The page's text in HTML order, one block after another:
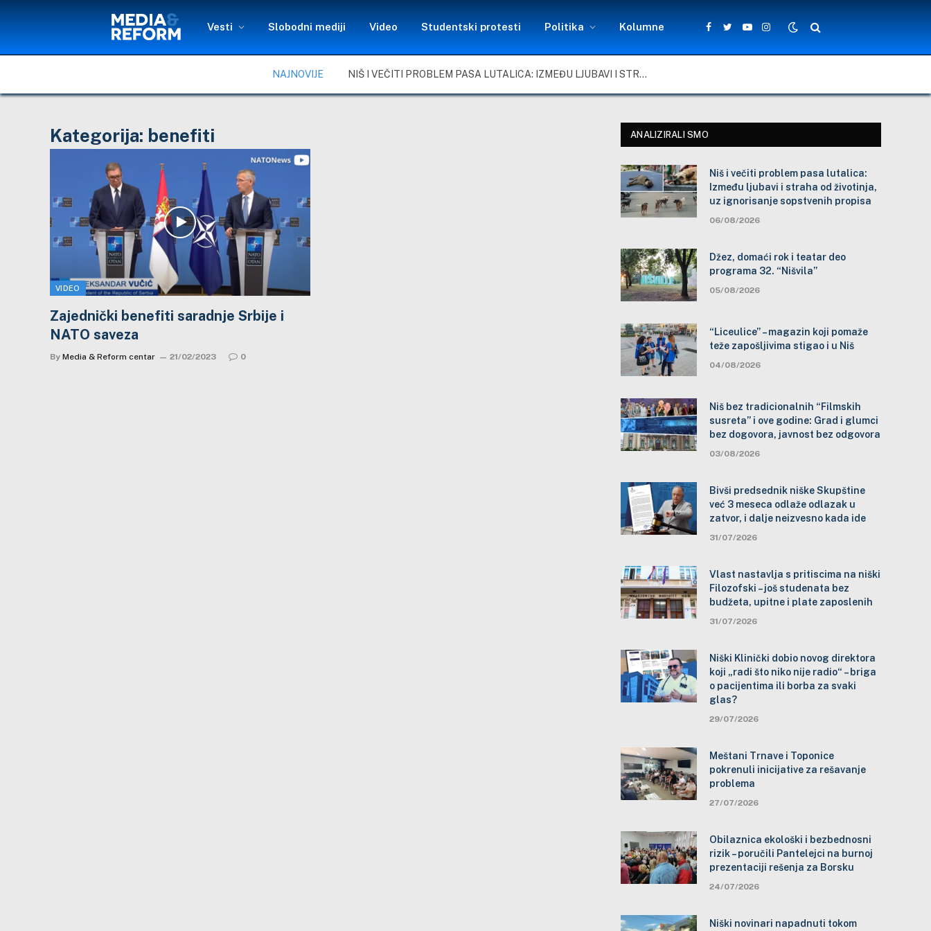
Vesti Slobodni mediji Video Studentski protesti Politika Kolumne
Facebook
TwitterYouTubeInstagram
NAJNOVIJE NIŠ I VEČITI PROBLEM PASA LUTALICA: IZMEĐU LJUBAVI I STRAHA OD ŽIVOTINJA, UZ IGNORISANJE SOPSTVENIH PROPISA
Kategorija: benefiti
VIDEO
Zajednički benefiti saradnje Srbije i
NATO saveza
By Media & Reform centar 21/02/2023 0
ANALIZIRALI SMO
Niš i večiti problem pasa lutalica:
Između ljubavi i straha od životinja,
uz ignorisanje sopstvenih propisa
06/08/2026
Džez, domaći rok i teatar deo
programa 32. “Nišvila”
05/08/2026
“Liceulice” – magazin koji pomaže
teže zapošljivima stigao i u Niš
04/08/2026
Niš bez tradicionalnih “Filmskih
susreta” i ove godine: Grad i glumci
bez dogovora, javnost bez odgovora
03/08/2026
Bivši predsednik niške Skupštine
već 3 meseca odlaže odlazak u
zatvor, i dalje neizvesno kada ide
31/07/2026
Vlast nastavlja s pritiscima na niški
Filozofski – još studenata bez
budžeta, upitne i plate zaposlenih
31/07/2026
Niški Klinički dobio novog direktora
koji „radi što niko nije radio“ – briga
o pacijentima ili borba za svaki
glas?
29/07/2026
Meštani Trnave i Toponice
pokrenuli inicijative za rešavanje
problema
27/07/2026
Obilaznica ekološki i bezbednosni
rizik – poručili Pantelejci na burnoj
prezentaciji rešenja za Borsku
24/07/2026
Niški novinari napadnuti tokom